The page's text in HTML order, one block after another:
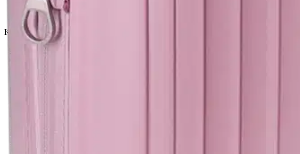
Seuraava
Karusellin pikakuvakkeet